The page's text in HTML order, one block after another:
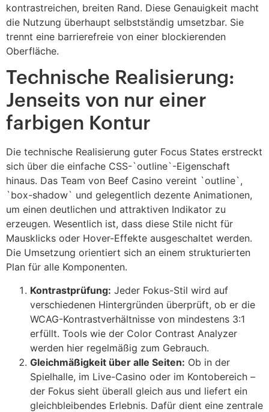
kontrastreichen, breiten Rand. Diese Genauigkeit macht
die Nutzung überhaupt selbstständig umsetzbar. Sie
trennt eine barrierefreie von einer blockierenden
Oberfläche.
Technische Realisierung:
Jenseits von nur einer
farbigen Kontur
Die technische Realisierung guter Focus States erstreckt
sich über die einfache CSS-`outline`-Eigenschaft
hinaus. Das Team von Beef Casino vereint `outline`,
`box-shadow` und gelegentlich dezente Animationen,
um einen deutlichen und attraktiven Indikator zu
erzeugen. Wesentlich ist, dass diese Stile nicht für
Mausklicks oder Hover-Effekte ausgeschaltet werden.
Die Umsetzung orientiert sich an einem strukturierten
Plan für alle Komponenten.
Kontrastprüfung: Jeder Fokus-Stil wird auf
verschiedenen Hintergründen überprüft, ob er die
WCAG-Kontrastverhältnisse von mindestens 3:1
erfüllt. Tools wie der Color Contrast Analyzer
werden hier regelmäßig zum Gebrauch.
Gleichmäßigkeit über alle Seiten: Ob in der
Spielhalle, im Live-Casino oder im Kontobereich –
der Fokus sieht überall gleich aus und liefert ein
gleichbleibendes Erlebnis. Dafür dient eine zentrale